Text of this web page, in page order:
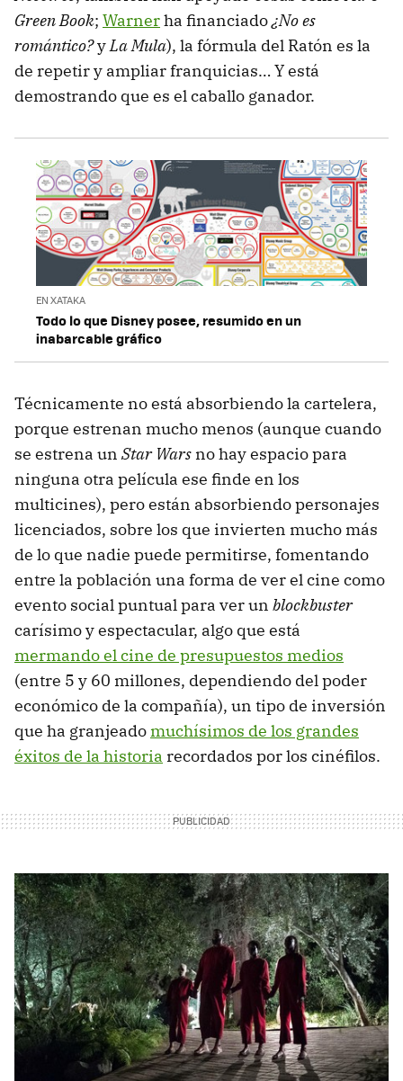
Green Book; Warnerha financiado¿No es
romántico?yLa Mula), la fórmula del Ratón es la
de repetir y ampliar franquicias… Y está
demostrando que es el caballo ganador.
EN XATAKA
Todo lo que Disney posee, resumido en un
inabarcable gráfico
Técnicamente no está absorbiendo la cartelera,
porque estrenan mucho menos (aunque cuando
se estrena un Star Wars no hay espacio para
ninguna otra película ese finde en los
multicines), pero están absorbiendo personajes
licenciados, sobre los que invierten mucho más
de lo que nadie puede permitirse, fomentando
entre la población una forma de ver el cine como
evento social puntual para ver un blockbuster
carísimo y espectacular, algo que está
mermando el cine de presupuestos medios
(entre 5 y 60 millones, dependiendo del poder
económico de la compañía), un tipo de inversión
que ha granjeadomuchísimos de los grandes
éxitos de la historia recordados por los cinéfilos.